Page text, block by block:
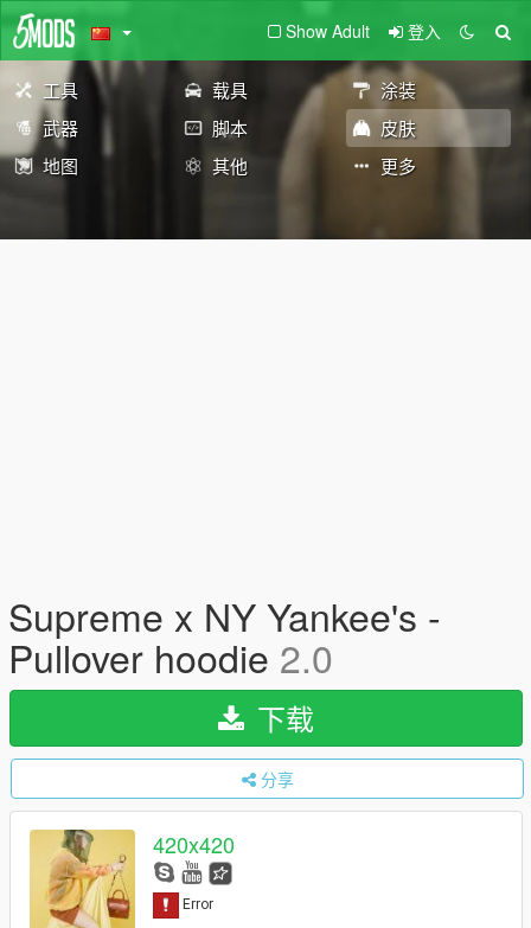
Show Adult 登入
工具 载具
涂装
武器
脚本
皮肤
地图
其他 更多
Supreme x NY Yankee's -
Pullover hoodie 2.0
下载
分享
420x420